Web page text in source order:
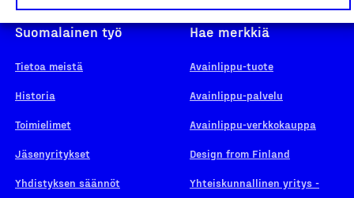
Suomalainen työ
Tietoa meistä
Historia
Toimielimet
Jäsenyritykset
Yhdistyksen säännöt
Hae merkkiä
Avainlippu-tuote
Avainlippu-palvelu
Avainlippu-verkkokauppa
Design from Finland
Yhteiskunnallinen yritys -